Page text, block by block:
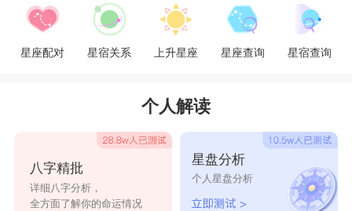
双鱼男和金牛女在一起，感情就像窖藏美酒一
样时间越长越香醇。相处的时间越久越能发现对方
的优点，相处起来也越舒服甜蜜。他们两人都很体
贴对方，所以他们的相处会十分和谐。以爱为水的
星座配对 星宿关系 上升星座 星座查询 星宿查询
个人解读
八字精批
详细八字分析，
全方面了解你的命运情况
星盘分析
个人星盘分析